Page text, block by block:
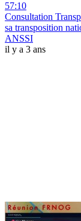
57:10
Consultation
sa transposition
ANSSI
il y a 3 ans